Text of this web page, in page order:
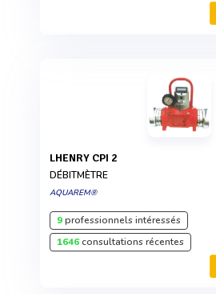
LHENRY CPI 2
DÉBITMÈTRE
AQUAREM®
9professionnels intéressés
1646consultations récentes